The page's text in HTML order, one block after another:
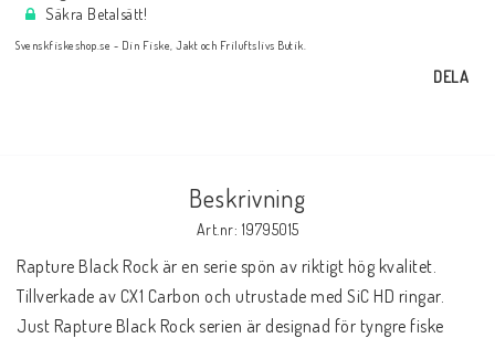
Säkra Betalsätt!
Svenskfiskeshop.se - Din Fiske, Jakt och Friluftslivs Butik.
DELA
Beskrivning
Art.nr: 19795015
Rapture Black Rock är en serie spön av riktigt hög kvalitet.
Tillverkade av CX1 Carbon och utrustade med SiC HD ringar.
Just Rapture Black Rock serien är designad för tyngre fiske